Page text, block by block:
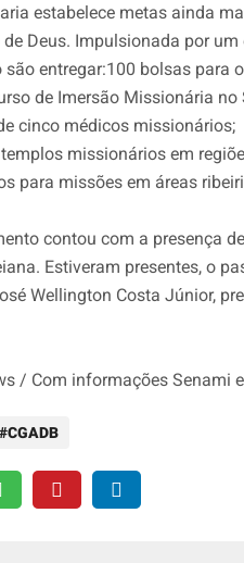
estabelece metas ainda
Deus. Impulsionada por
entregar:100 bolsas para
de Imersão Missionária no
cinco médicos missionários;
missionários em
para missões em áreas
contou com a presença
Estiveram presentes, o
Wellington Costa Júnior,
/ Com informações Senami
CGADB